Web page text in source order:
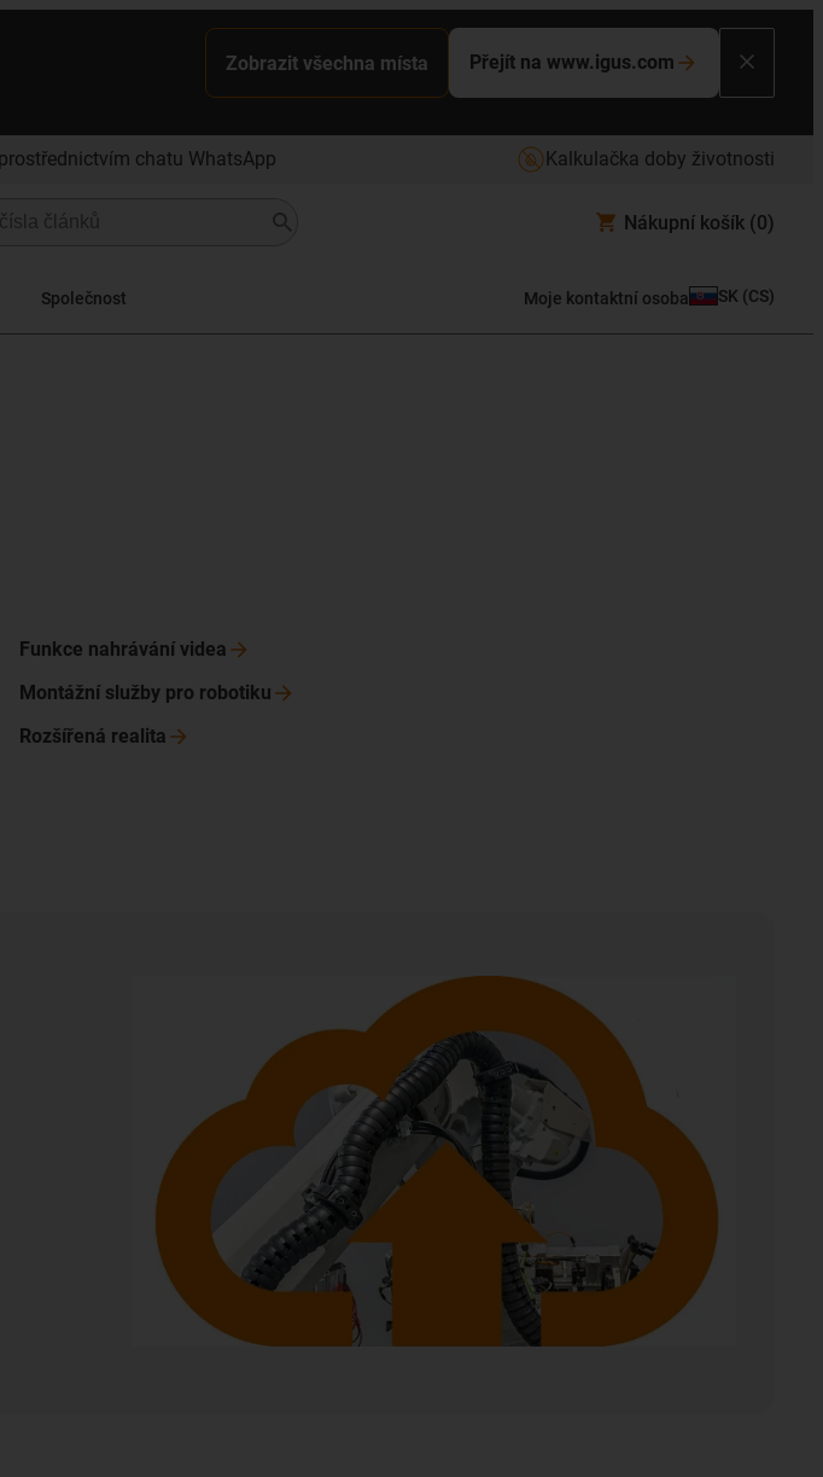
Zobrazit všechna místa Přejít na www.igus.com
chatu WhatsApp Kalkulačka doby životnosti
Nákupní košík (0)
Společnost Moje kontaktní osoba SK (CS)
Funkce nahrávání videa
Montážní služby pro robotiku
Rozšířená realita